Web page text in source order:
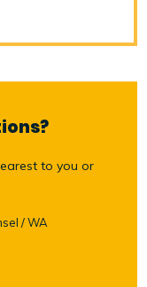
to you or
/ WA